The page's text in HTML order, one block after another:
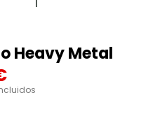
Heavy Metal